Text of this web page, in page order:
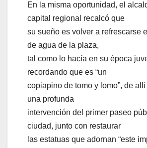
En la misma oportunidad, el
capital regional recalcó que
su sueño es volver a refrescarse
de agua de la plaza,
tal como lo hacía en su época
recordando que es “un
copiapino de tomo y lomo”, de
una profunda
intervención del primer paseo
ciudad, junto con restaurar
las estatuas que adornan “este